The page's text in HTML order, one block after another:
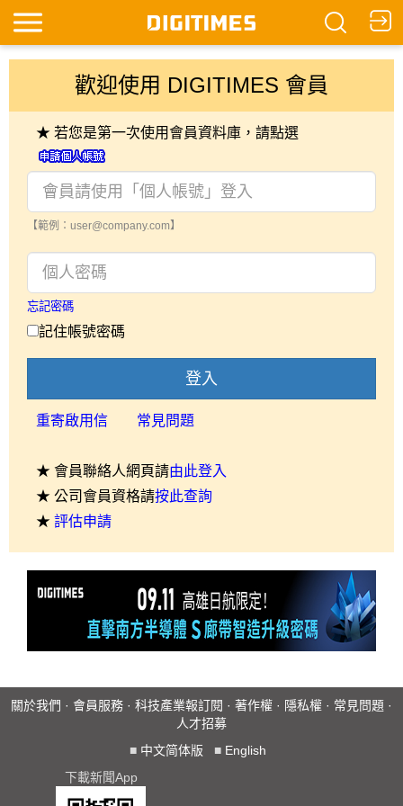
歡迎使用 DIGITIMES 會員
★ 若您是第一次使用會員資料庫，請點選
【範例：user@company.com】
忘記密碼
記住帳號密碼
登入
重寄啟用信 常見問題
★ 會員聯絡人網頁請由此登入
★ 公司會員資格請按此查詢
★ 評估申請
關於我們 · 會員服務 · 科技產業報訂閱 · 著作權 · 隱私權 · 常見問題 ·
人才招募
■ 中文简体版 ■ English
下載新聞App